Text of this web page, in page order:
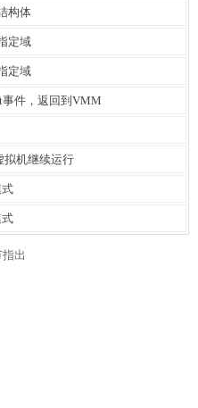
构体
定域
定域
件，返回到VMM
拟机继续运行
出